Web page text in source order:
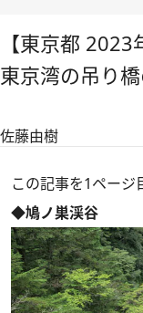
【東京都
東京湾の吊り
佐藤由樹
この記事を1ページ
◆鳩ノ巣渓谷